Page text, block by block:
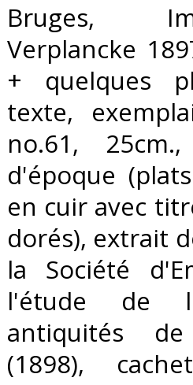
‎Bruges,
Verplancke
+ quelques
texte,
no.61,
d'époque
en cuir avec
dorés), extrait
la Société
l'étude de
antiquités
(1898),